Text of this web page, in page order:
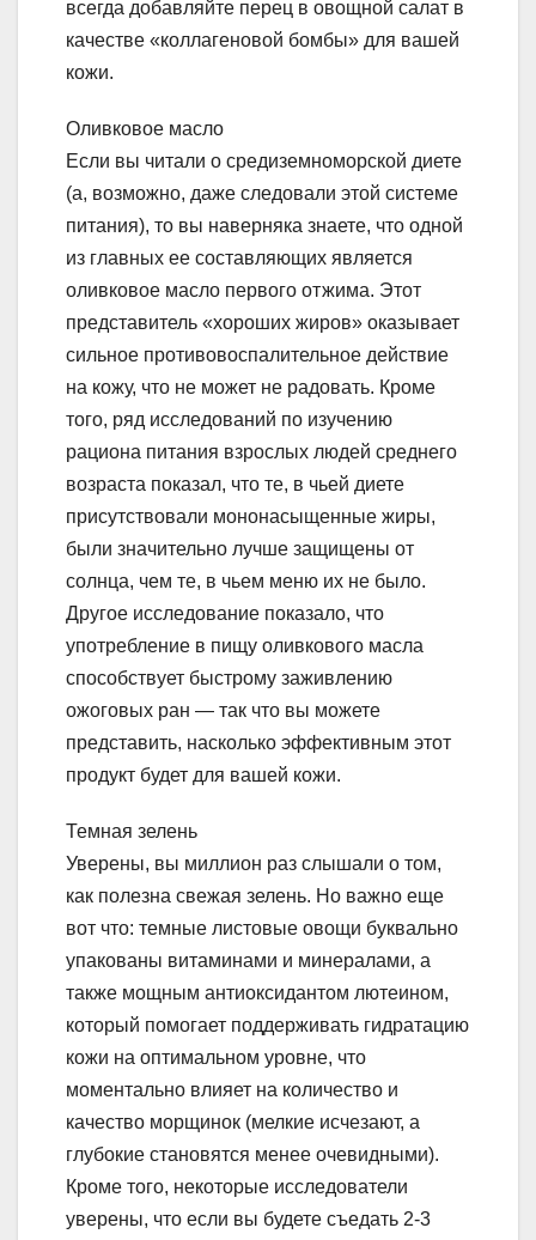
всегда добавляйте перец в овощной салат в
качестве «коллагеновой бомбы» для вашей
кожи.
Оливковое масло
Если вы читали о средиземноморской диете
(а, возможно, даже следовали этой системе
питания), то вы наверняка знаете, что одной
из главных ее составляющих является
оливковое масло первого отжима. Этот
представитель «хороших жиров» оказывает
сильное противовоспалительное действие
на кожу, что не может не радовать. Кроме
того, ряд исследований по изучению
рациона питания взрослых людей среднего
возраста показал, что те, в чьей диете
присутствовали мононасыщенные жиры,
были значительно лучше защищены от
солнца, чем те, в чьем меню их не было.
Другое исследование показало, что
употребление в пищу оливкового масла
способствует быстрому заживлению
ожоговых ран — так что вы можете
представить, насколько эффективным этот
продукт будет для вашей кожи.
Темная зелень
Уверены, вы миллион раз слышали о том,
как полезна свежая зелень. Но важно еще
вот что: темные листовые овощи буквально
упакованы витаминами и минералами, а
также мощным антиоксидантом лютеином,
который помогает поддерживать гидратацию
кожи на оптимальном уровне, что
моментально влияет на количество и
качество морщинок (мелкие исчезают, а
глубокие становятся менее очевидными).
Кроме того, некоторые исследователи
уверены, что если вы будете съедать 2-3